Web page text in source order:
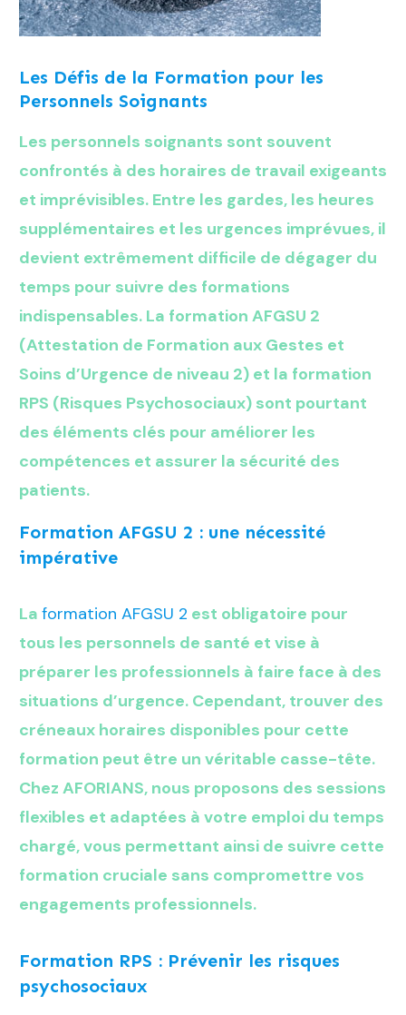
Les Défis de la Formation pour les
Personnels Soignants
Les personnels soignants sont souvent
confrontés à des horaires de travail exigeants
et imprévisibles. Entre les gardes, les heures
supplémentaires et les urgences imprévues, il
devient extrêmement difficile de dégager du
temps pour suivre des formations
indispensables. La formation AFGSU 2
(Attestation de Formation aux Gestes et
Soins d’Urgence de niveau 2) et la formation
RPS (Risques Psychosociaux) sont pourtant
des éléments clés pour améliorer les
compétences et assurer la sécurité des
patients.
Formation AFGSU 2 : une nécessité
impérative
La formation AFGSU 2 est obligatoire pour
tous les personnels de santé et vise à
préparer les professionnels à faire face à des
situations d’urgence. Cependant, trouver des
créneaux horaires disponibles pour cette
formation peut être un véritable casse-tête.
Chez AFORIANS, nous proposons des sessions
flexibles et adaptées à votre emploi du temps
chargé, vous permettant ainsi de suivre cette
formation cruciale sans compromettre vos
engagements professionnels.
Formation RPS : Prévenir les risques
psychosociaux